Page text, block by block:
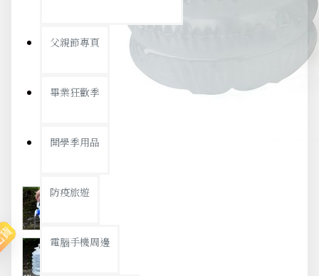
父親節專頁
畢業狂歡季
開學季用品
防疫旅遊
電腦手機周邊